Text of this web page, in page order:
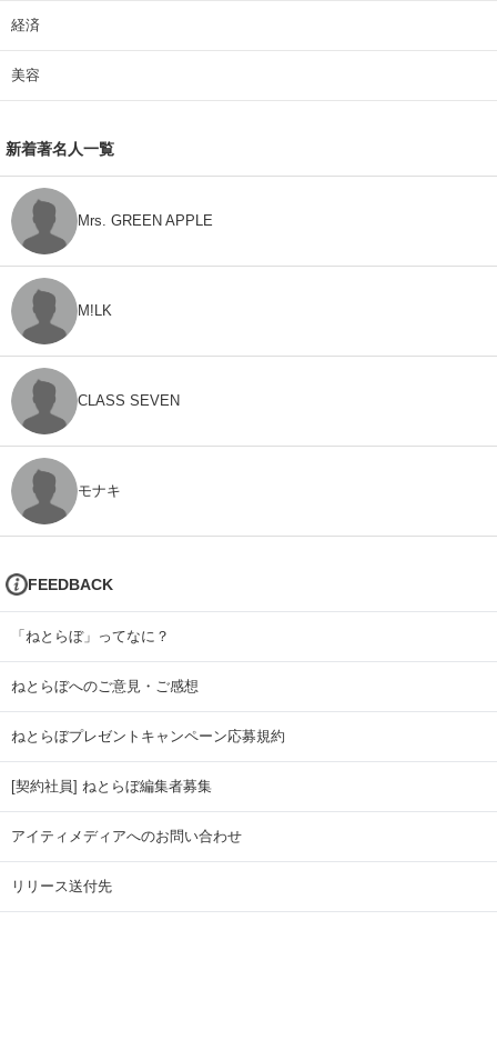
経済
美容
新着著名人一覧
Mrs. GREEN APPLE
M!LK
CLASS SEVEN
モナキ
FEEDBACK
「ねとらぼ」ってなに？
ねとらぼへのご意見・ご感想
ねとらぼプレゼントキャンペーン応募規約
[契約社員] ねとらぼ編集者募集
アイティメディアへのお問い合わせ
リリース送付先